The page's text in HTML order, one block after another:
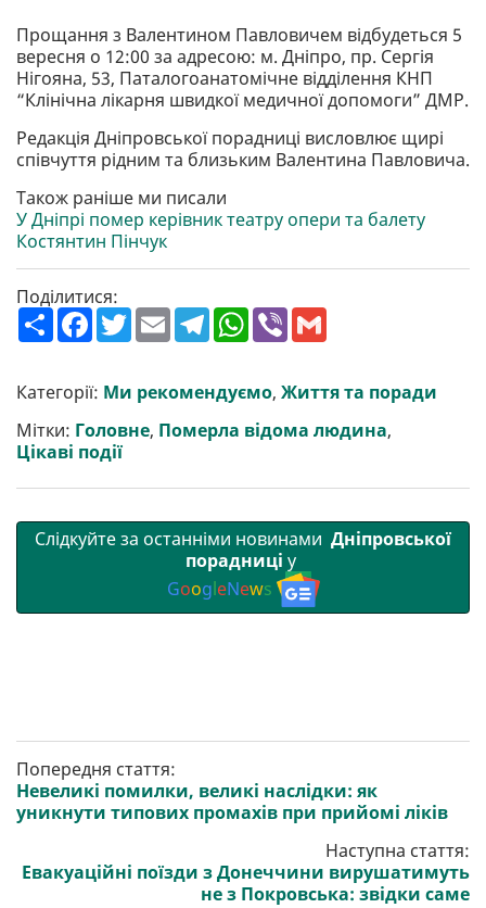
Прощання з Валентином Павловичем відбудеться 5
вересня о 12:00 за адресою: м. Дніпро, пр. Сергія
Нігояна, 53, Паталогоанатомічне відділення КНП
“Клінічна лікарня швидкої медичної допомоги” ДМР.
Редакція Дніпровської порадниці висловлює щирі
співчуття рідним та близьким Валентина Павловича.
Також раніше ми писали
У Дніпрі помер керівник театру опери та балету
Костянтин Пінчук
Поділитися:
П
о
р
и
т
и
F
a
b
o
o
k
T
w
e
r
E
m
l
T
e
g
r
a
m
W
h
s
A
p
p
V
r l
Категорії: Ми рекомендуємо, Життя та поради
Мітки: Головне, Померла відома людина,
Цікаві події
Слідкуйте за останніми новинами Дніпровської
порадниці у
GoogleNews
Попередня стаття:
Невеликі помилки, великі наслідки: як
уникнути типових промахів при прийомі ліків
Наступна стаття:
Евакуаційні поїзди з Донеччини вирушатимуть
не з Покровська: звідки саме